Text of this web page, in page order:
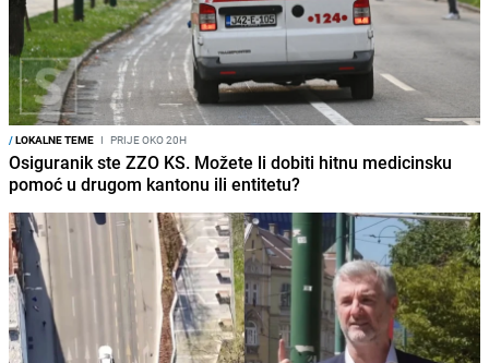
/LOKALNE TEME I PRIJE OKO 20H
Osiguranik ste ZZO KS. Možete li dobiti hitnu medicinsku
pomoć u drugom kantonu ili entitetu?